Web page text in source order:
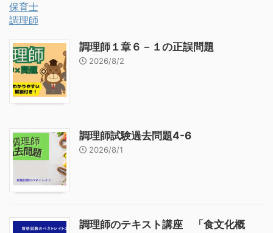
保育士
調理師
調理師１章６－１の正誤問題
2026/8/2
調理師試験過去問題4-6
2026/8/1
調理師のテキスト講座 「食文化概